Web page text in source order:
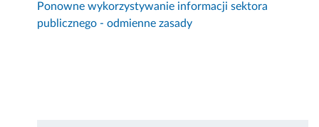
Ponowne wykorzystywanie informacji sektora
publicznego - odmienne zasady